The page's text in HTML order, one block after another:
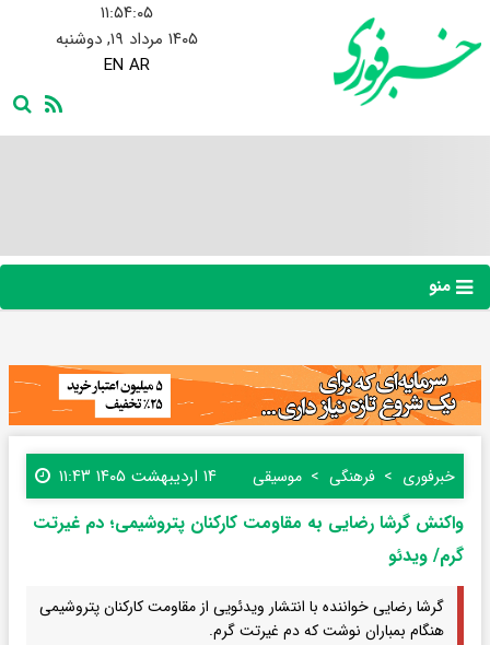
۱۱:۵۴:۰۶
۱۴۰۵ مرداد ۱۹, دوشنبه
EN AR
منو
خبرفوری فرهنگی موسیقی ۱۴ اردیبهشت ۱۴۰۵ ۱۱:۴۳
واکنش گرشا رضایی به مقاومت کارکنان پتروشیمی؛ دم غیرتت
گرم/ ویدئو
گرشا رضایی خواننده با انتشار ویدئویی از مقاومت کارکنان پتروشیمی
هنگام بمباران نوشت که دم غیرتت گرم.